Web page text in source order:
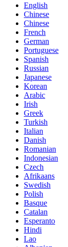
English
Chinese
Chinese
French
German
Portuguese
Spanish
Russian
Japanese
Korean
Arabic
Irish
Greek
Turkish
Italian
Danish
Romanian
Indonesian
Czech
Afrikaans
Swedish
Polish
Basque
Catalan
Esperanto
Hindi
Lao